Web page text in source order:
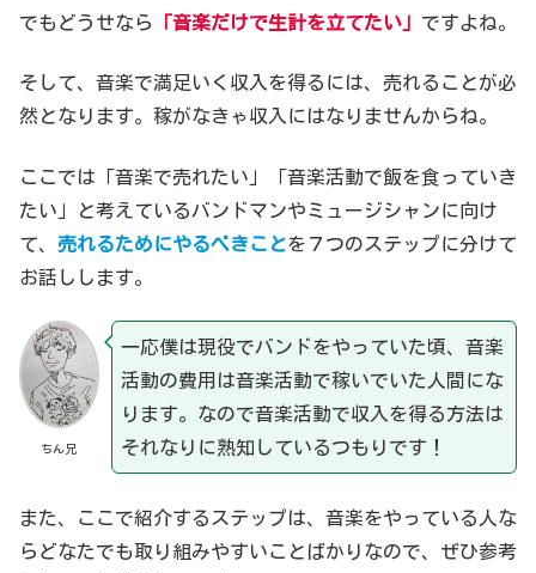
でもどうせなら 「音楽だけで生計を立てたい」 ですよね。
そして、音楽で満足いく収入を得るには、売れることが必
然となります。稼がなきゃ収入にはなりませんからね。
ここでは「音楽で売れたい」「音楽活動で飯を食っていき
たい」と考えているバンドマンやミュージシャンに向け
て、 売れるためにやるべきことを７つのステップに分けて
お話しします。
ちん兄
一応僕は現役でバンドをやっていた頃、音楽
活動の費用は音楽活動で稼いでいた人間にな
ります。なので音楽活動で収入を得る方法は
それなりに熟知しているつもりです！
また、ここで紹介するステップは、音楽をやっている人な
らどなたでも取り組みやすいことばかりなので、ぜひ参考